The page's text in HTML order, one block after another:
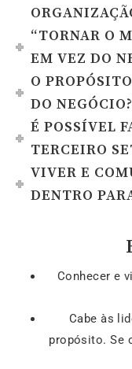
“TORNAR O
EM VEZ DO
O
DO NEGÓCIO?
É POSSÍVEL
TERCEIRO
VIVER E
DENTRO
Conhecer e
Cabe às
propósito. Se